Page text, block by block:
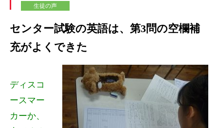
生徒の声
センター試験の英語は、第3問の空欄補
充がよくできた
ディスコ
ースマー
カーか、